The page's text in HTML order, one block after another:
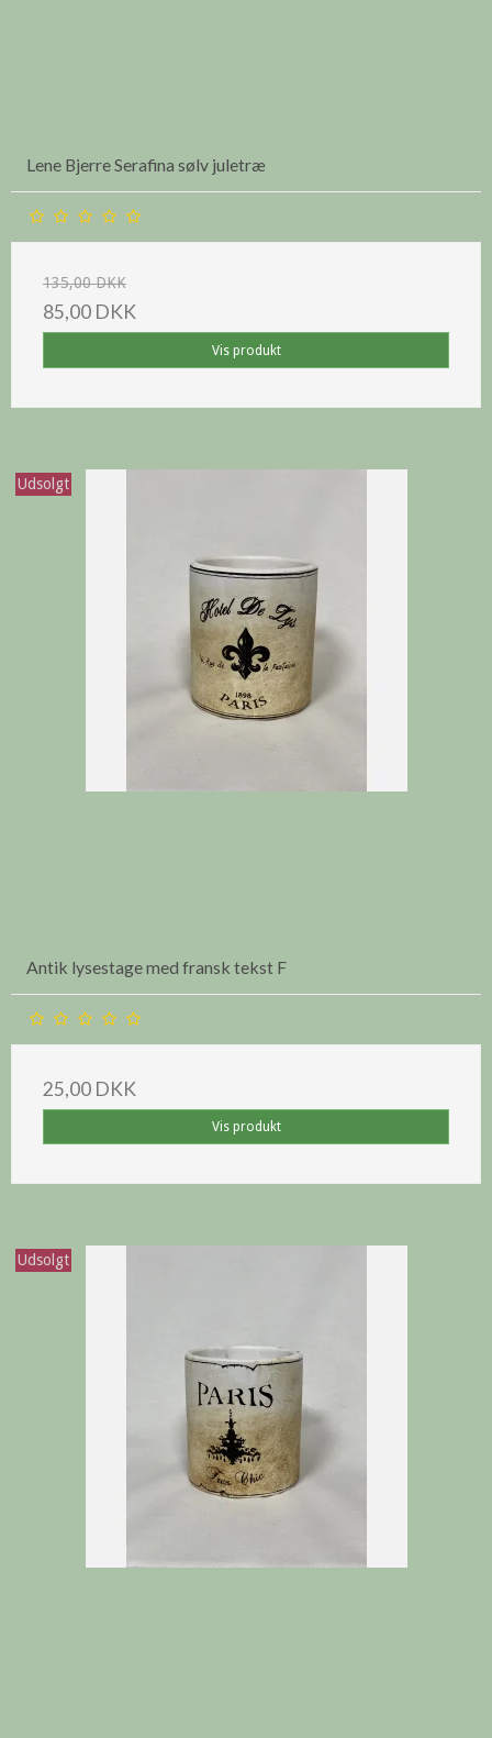
Lene Bjerre Serafina sølv juletræ
135,00 DKK
85,00 DKK
Vis produkt
Udsolgt
Antik lysestage med fransk tekst F
25,00 DKK
Vis produkt
Udsolgt